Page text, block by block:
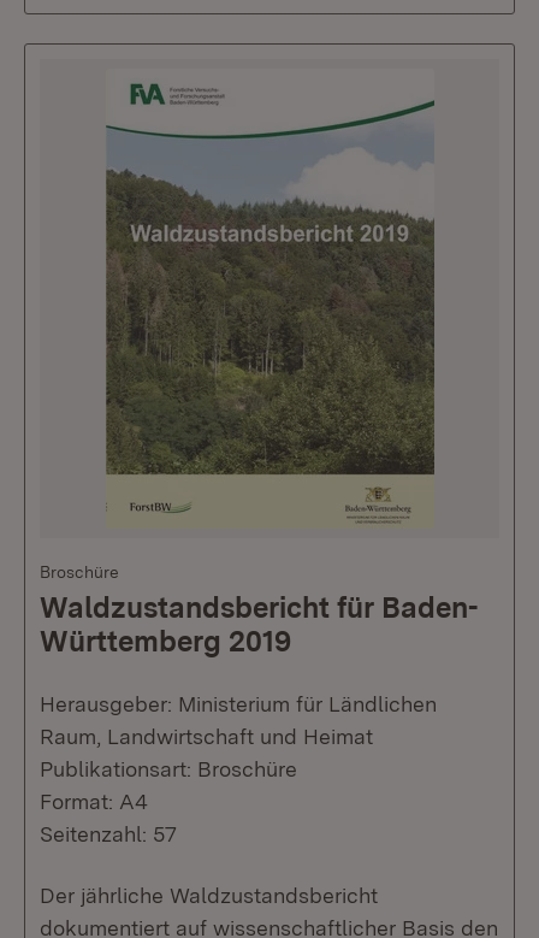
Broschüre
Waldzustandsbericht für Baden-
Württemberg 2019
Herausgeber: Ministerium für Ländlichen
Raum, Landwirtschaft und Heimat
Publikationsart: Broschüre
Format: A4
Seitenzahl: 57
Der jährliche Waldzustandsbericht
dokumentiert auf wissenschaftlicher Basis den